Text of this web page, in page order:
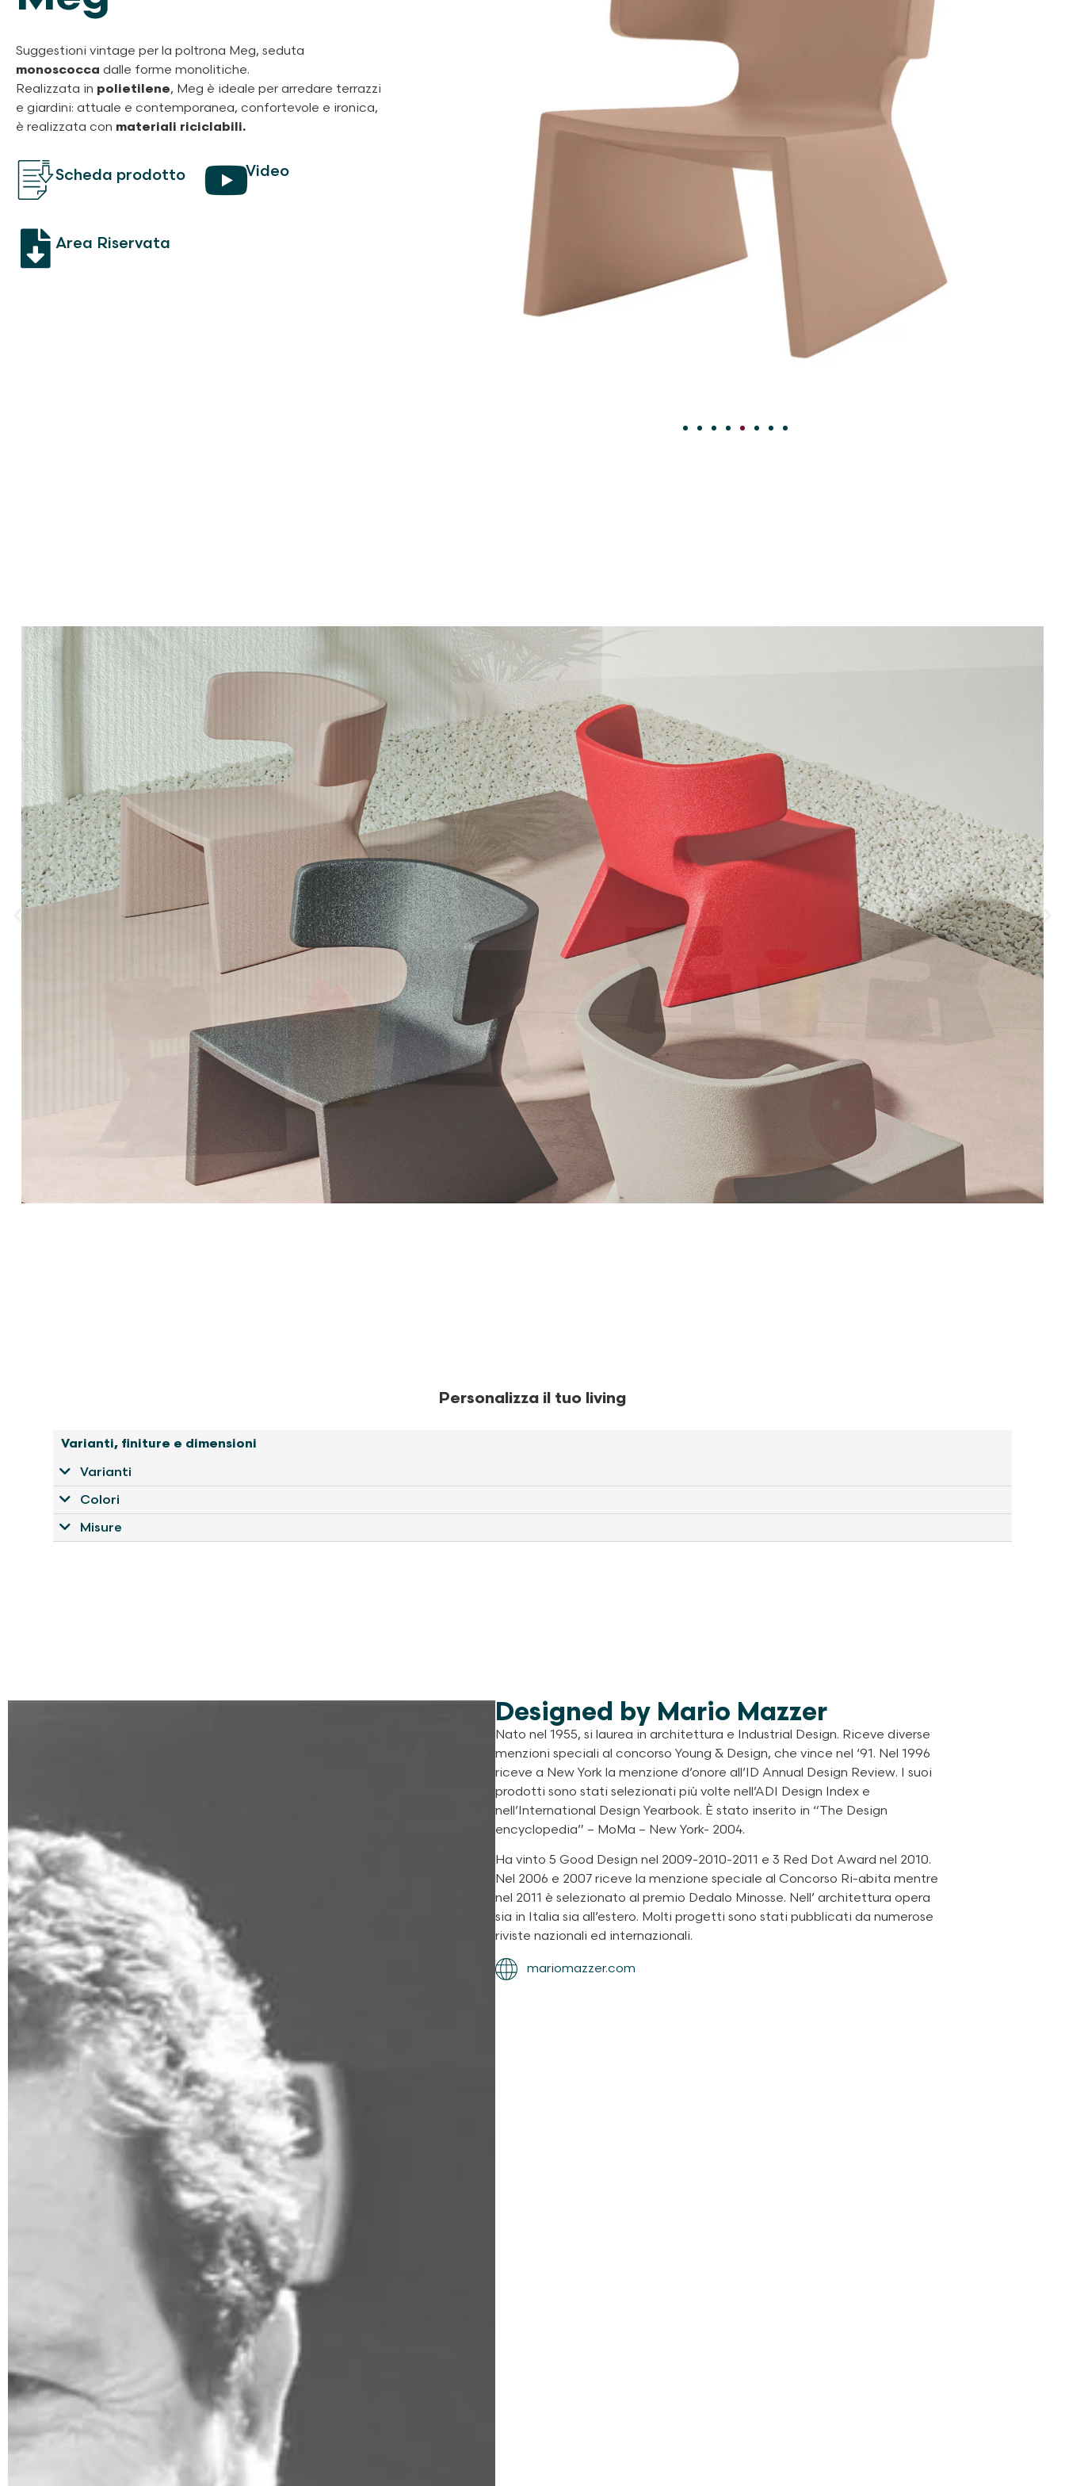
Suggestioni vintage per la poltrona Meg, seduta
monoscocca dalle forme monolitiche.
Realizzata in polietilene, Meg è ideale per arredare terrazzi
e giardini: attuale e contemporanea, confortevole e ironica,
è realizzata con materiali riciclabili.
Scheda prodotto Video
Area Riservata
Personalizza il tuo living
Varianti, finiture e dimensioni
Varianti
Colori
Misure
Designed by Mario Mazzer
Nato nel 1955, si laurea in architettura e Industrial Design. Riceve diverse
menzioni speciali al concorso Young & Design, che vince nel ‘91. Nel 1996
riceve a New York la menzione d’onore all’ID Annual Design Review. I suoi
prodotti sono stati selezionati più volte nell’ADI Design Index e
nell’International Design Yearbook. È stato inserito in “The Design
encyclopedia” – MoMa – New York- 2004.
Ha vinto 5 Good Design nel 2009-2010-2011 e 3 Red Dot Award nel 2010.
Nel 2006 e 2007 riceve la menzione speciale al Concorso Ri-abita mentre
nel 2011 è selezionato al premio Dedalo Minosse. Nell’ architettura opera
sia in Italia sia all’estero. Molti progetti sono stati pubblicati da numerose
riviste nazionali ed internazionali.
mariomazzer.com